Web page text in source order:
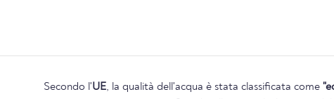
Secondo l'UE, la qualità dell'acqua è stata classificata come